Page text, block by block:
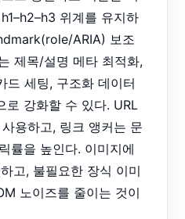
위계를 유지하
ARIA) 보조
제목/설명 메타 최적화,
세팅, 구조화 데이터
로 강화할 수 있다. URL
용하고, 링크 앵커는 문
률을 높인다. 이미지에
고, 불필요한 장식 이미
노이즈를 줄이는 것이